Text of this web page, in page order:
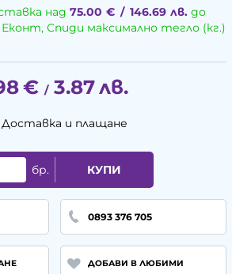
над 75.00 € / 146.69 лв.до
Спиди максимално тегло (кг.)
€ / 3.87лв.
Доставка и плащане
бр. КУПИ
0893 376 705
ДОБАВИ В ЛЮБИМИ